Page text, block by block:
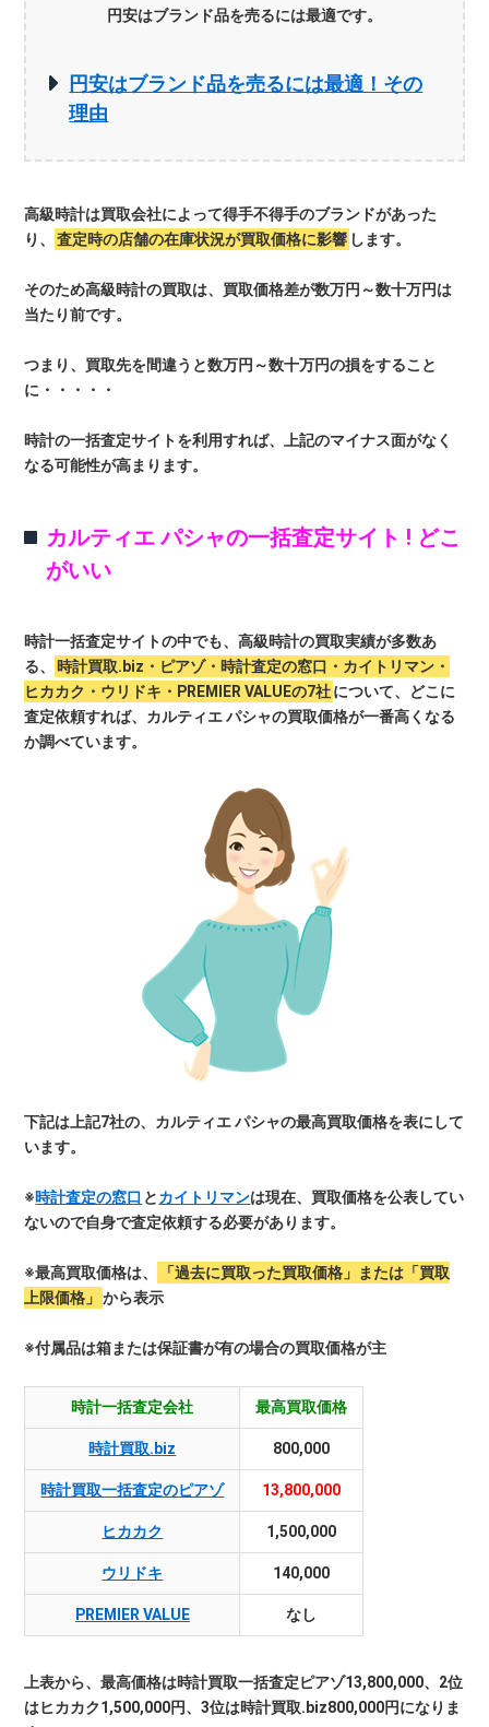
円安はブランド品を売るには最適です。
円安はブランド品を売るには最適！その
理由
高級時計は買取会社によって得手不得手のブランドがあった
り、
査定時の店舗の在庫状況が買取価格に影響 します。
そのため高級時計の買取は、買取価格差が数万円～数十万円は
当たり前です。
つまり、買取先を間違うと数万円～数十万円の損をすること
に・・・・・
時計の一括査定サイトを利用すれば、上記のマイナス面がなく
なる可能性が高まります。
カルティエ パシャの一括査定サイト ! どこ
がいい
時計一括査定サイトの中でも、高級時計の買取実績が多数あ
る、
時計買取.biz・ピアゾ・時計査定の窓口・カイトリマン・
ヒカカク・ウリドキ・PREMIER VALUEの7社について、どこに
査定依頼すれば、カルティエ パシャの買取価格が一番高くなる
か調べています。
下記は上記7社の、カルティエ パシャの最高買取価格を表にして
います。
※時計査定の窓口 とカイトリマンは現在、買取価格を公表してい
ないので自身で査定依頼する必要があります。
※最高買取価格は、
「過去に買取った買取価格」または「買取
上限価格」 から表示
※付属品は箱または保証書が有の場合の買取価格が主
時計一括査定会社 最高買取価格
時計買取.biz 800,000
時計買取一括査定のピアゾ 13,800,000
ヒカカク 1,500,000
ウリドキ 140,000
PREMIER VALUE なし
上表から、最高価格は時計買取一括査定ピアゾ13,800,000、2位
はヒカカク1,500,000円、3位は時計買取.biz800,000円になりま